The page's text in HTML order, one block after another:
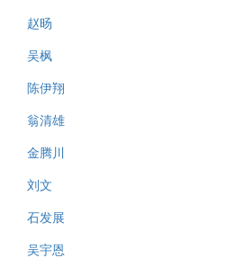
赵旸
吴枫
陈伊翔
翁清雄
金腾川
刘文
石发展
吴宇恩